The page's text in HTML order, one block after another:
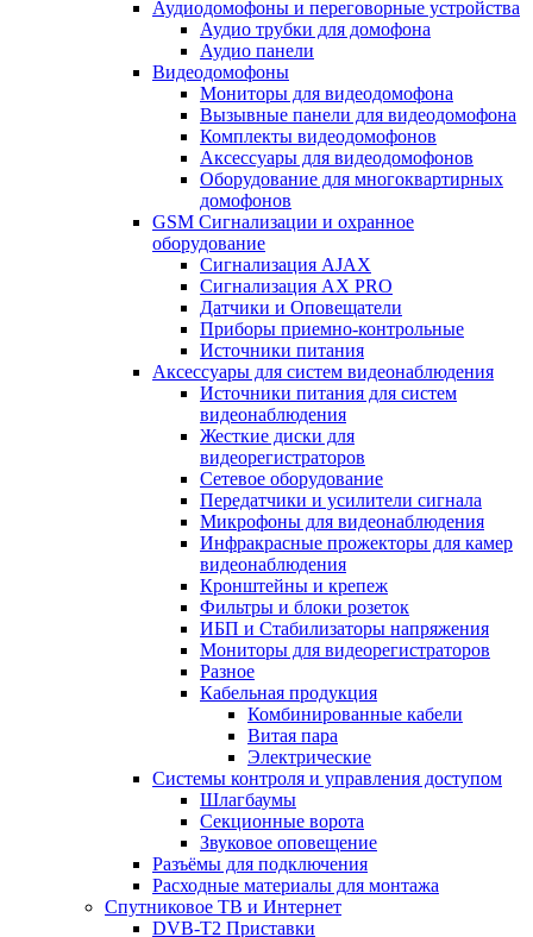
Аудиодомофоны и переговорные устройства
Аудио трубки для домофона
Аудио панели
Видеодомофоны
Мониторы для видеодомофона
Вызывные панели для видеодомофона
Комплекты видеодомофонов
Аксессуары для видеодомофонов
Оборудование для многоквартирных
домофонов
GSM Сигнализации и охранное
оборудование
Сигнализация AJAX
Сигнализация AX PRO
Датчики и Оповещатели
Приборы приемно-контрольные
Источники питания
Аксессуары для систем видеонаблюдения
Источники питания для систем
видеонаблюдения
Жесткие диски для
видеорегистраторов
Сетевое оборудование
Передатчики и усилители сигнала
Микрофоны для видеонаблюдения
Инфракрасные прожекторы для камер
видеонаблюдения
Кронштейны и крепеж
Фильтры и блоки розеток
ИБП и Стабилизаторы напряжения
Мониторы для видеорегистраторов
Разное
Кабельная продукция
Комбинированные кабели
Витая пара
Электрические
Системы контроля и управления доступом
Шлагбаумы
Секционные ворота
Звуковое оповещение
Разъёмы для подключения
Расходные материалы для монтажа
Спутниковое ТВ и Интернет
DVB-Т2 Приставки